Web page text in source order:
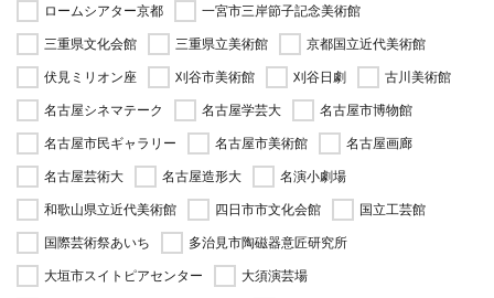
ロームシアター京都
一宮市三岸節子記念美術館
三重県文化会館
三重県立美術館
京都国立近代美術館
伏見ミリオン座
刈谷市美術館 刈谷日劇
古川美術館
名古屋シネマテーク
名古屋学芸大
名古屋市博物館
名古屋市民ギャラリー
名古屋市美術館
名古屋画廊
名古屋芸術大
名古屋造形大
名演小劇場
和歌山県立近代美術館
四日市市文化会館
国立工芸館
国際芸術祭あいち
多治見市陶磁器意匠研究所
大垣市スイトピアセンター
大須演芸場